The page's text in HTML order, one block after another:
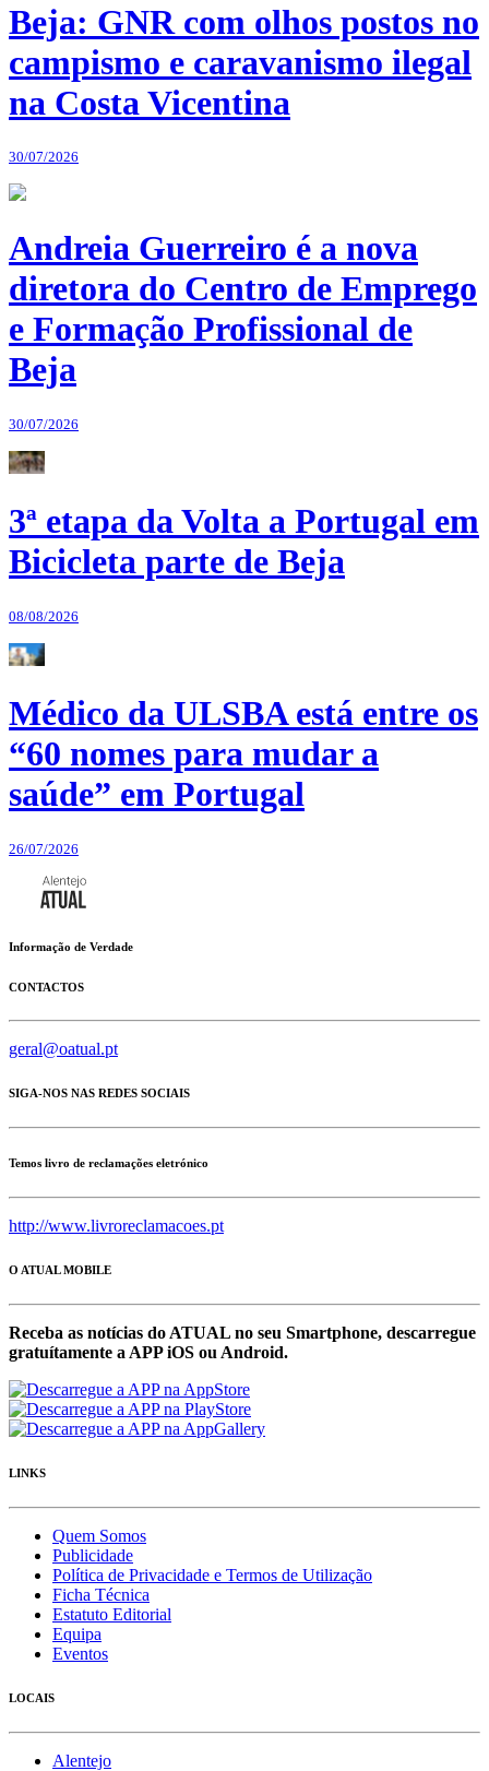
Beja: GNR com olhos postos no
campismo e caravanismo ilegal
na Costa Vicentina
30/07/2026
Andreia Guerreiro é a nova
diretora do Centro de Emprego
e Formação Profissional de
Beja
30/07/2026
3ª etapa da Volta a Portugal em
Bicicleta parte de Beja
08/08/2026
Médico da ULSBA está entre os
“60 nomes para mudar a
saúde” em Portugal
26/07/2026
Informação de Verdade
CONTACTOS
geral@oatual.pt
SIGA-NOS NAS REDES SOCIAIS
Temos livro de reclamações eletrónico
http://www.livroreclamacoes.pt
O ATUAL MOBILE
Receba as notícias do ATUAL no seu Smartphone, descarregue
gratuítamente a APP iOS ou Android.
LINKS
Quem Somos
Publicidade
Política de Privacidade e Termos de Utilização
Ficha Técnica
Estatuto Editorial
Equipa
Eventos
LOCAIS
Alentejo